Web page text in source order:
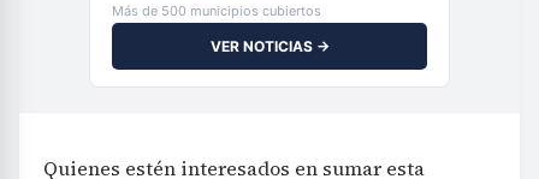
Más de 500 municipios cubiertos
VER NOTICIAS →
Quienes estén interesados en sumar esta